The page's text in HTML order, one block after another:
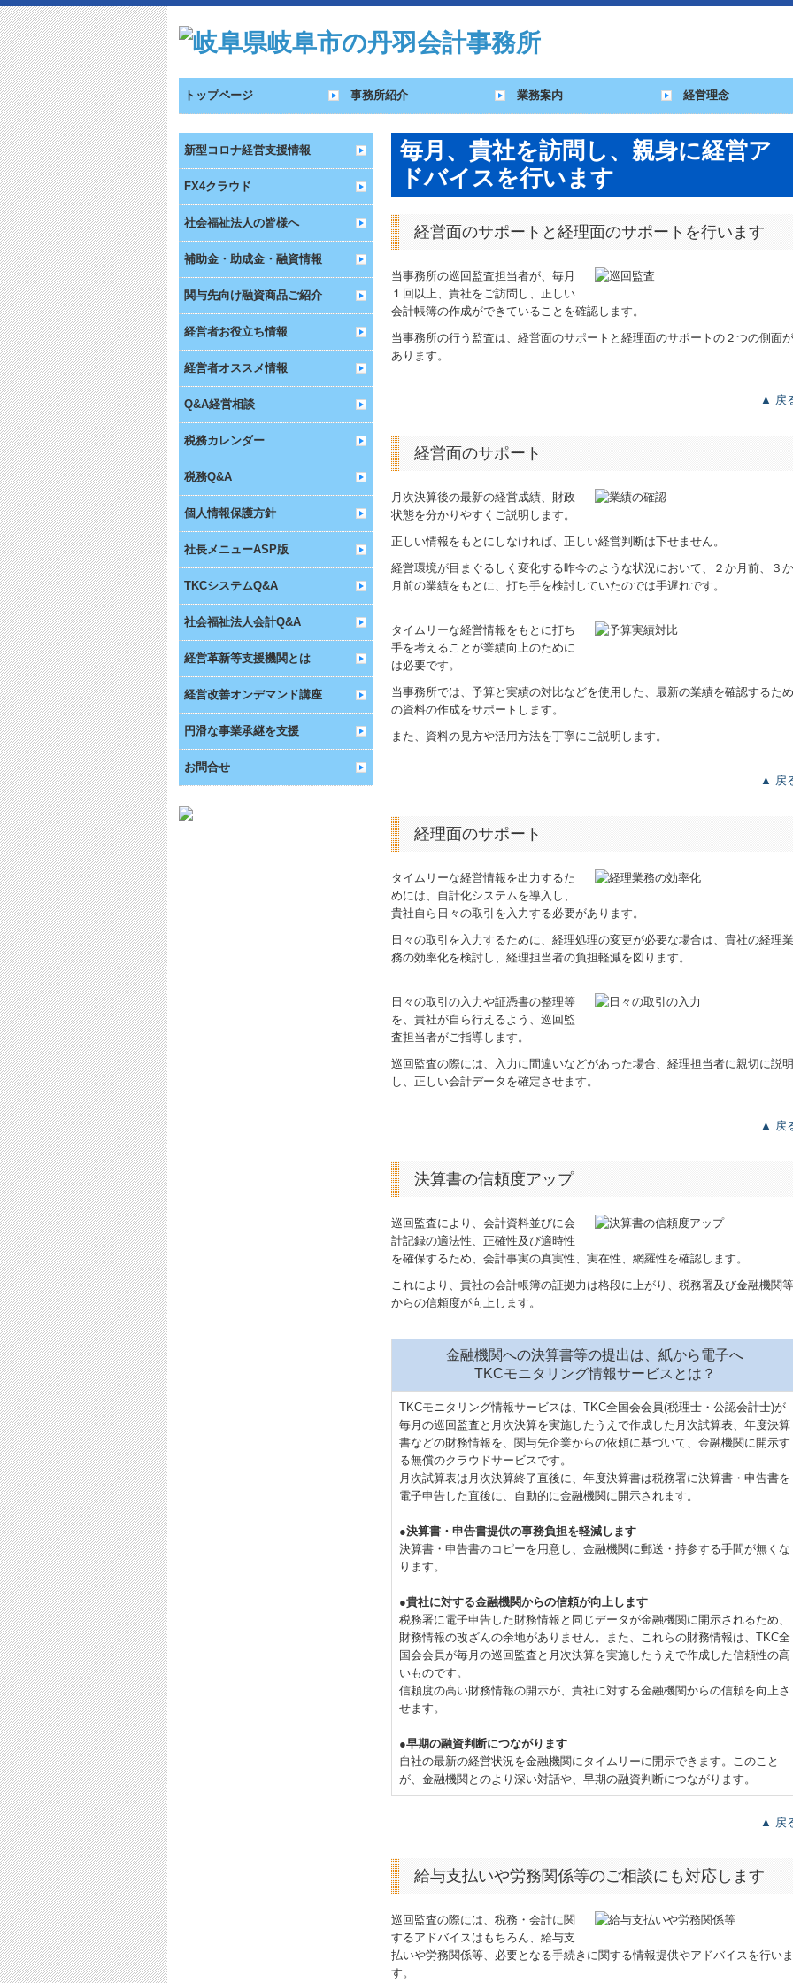
トップページ 事務所紹介 業務案内 経営理念
新型コロナ経営支援情報
FX4クラウド
社会福祉法人の皆様へ
補助金・助成金・融資情報
関与先向け融資商品ご紹介
経営者お役立ち情報
経営者オススメ情報
Q&A経営相談
税務カレンダー
税務Q&A
個人情報保護方針
社長メニューASP版
TKCシステムQ&A
社会福祉法人会計Q&A
経営革新等支援機関とは
経営改善オンデマンド講座
円滑な事業承継を支援
お問合せ
毎月、貴社を訪問し、親身に経営ア
ドバイスを行います
経営面のサポートと経理面のサポートを行います
当事務所の巡回監査担当者が、毎月
１回以上、貴社をご訪問し、正しい
会計帳簿の作成ができていることを確認します。
当事務所の行う監査は、経営面のサポートと経理面のサポートの２つの側面が
あります。
▲ 戻
経営面のサポート
月次決算後の最新の経営成績、財政
状態を分かりやすくご説明します。
正しい情報をもとにしなければ、正しい経営判断は下せません。
経営環境が目まぐるしく変化する昨今のような状況において、２か月前、３か
月前の業績をもとに、打ち手を検討していたのでは手遅れです。
タイムリーな経営情報をもとに打ち
手を考えることが業績向上のために
は必要です。
当事務所では、予算と実績の対比などを使用した、最新の業績を確認するため
の資料の作成をサポートします。
また、資料の見方や活用方法を丁寧にご説明します。
▲ 戻
経理面のサポート
タイムリーな経営情報を出力するた
めには、自計化システムを導入し、
貴社自ら日々の取引を入力する必要があります。
日々の取引を入力するために、経理処理の変更が必要な場合は、貴社の経理業
務の効率化を検討し、経理担当者の負担軽減を図ります。
日々の取引の入力や証憑書の整理等
を、貴社が自ら行えるよう、巡回監
査担当者がご指導します。
巡回監査の際には、入力に間違いなどがあった場合、経理担当者に親切に説明
し、正しい会計データを確定させます。
▲ 戻
決算書の信頼度アップ
巡回監査により、会計資料並びに会
計記録の適法性、正確性及び適時性
を確保するため、会計事実の真実性、実在性、網羅性を確認します。
これにより、貴社の会計帳簿の証拠力は格段に上がり、税務署及び金融機関等
からの信頼度が向上します。
金融機関への決算書等の提出は、紙から電子へ
TKCモニタリング情報サービスとは？
TKCモニタリング情報サービスは、TKC全国会会員(税理士・公認会計士)が
毎月の巡回監査と月次決算を実施したうえで作成した月次試算表、年度決算
書などの財務情報を、関与先企業からの依頼に基づいて、金融機関に開示す
る無償のクラウドサービスです。
月次試算表は月次決算終了直後に、年度決算書は税務署に決算書・申告書を
電子申告した直後に、自動的に金融機関に開示されます。
●決算書・申告書提供の事務負担を軽減します
決算書・申告書のコピーを用意し、金融機関に郵送・持参する手間が無くな
ります。
●貴社に対する金融機関からの信頼が向上します
税務署に電子申告した財務情報と同じデータが金融機関に開示されるため、
財務情報の改ざんの余地がありません。また、これらの財務情報は、TKC全
国会会員が毎月の巡回監査と月次決算を実施したうえで作成した信頼性の高
いものです。
信頼度の高い財務情報の開示が、貴社に対する金融機関からの信頼を向上さ
せます。
●早期の融資判断につながります
自社の最新の経営状況を金融機関にタイムリーに開示できます。このこと
が、金融機関とのより深い対話や、早期の融資判断につながります。
▲ 戻
給与支払いや労務関係等のご相談にも対応します
巡回監査の際には、税務・会計に関
するアドバイスはもちろん、給与支
払いや労務関係等、必要となる手続きに関する情報提供やアドバイスを行いま
す。